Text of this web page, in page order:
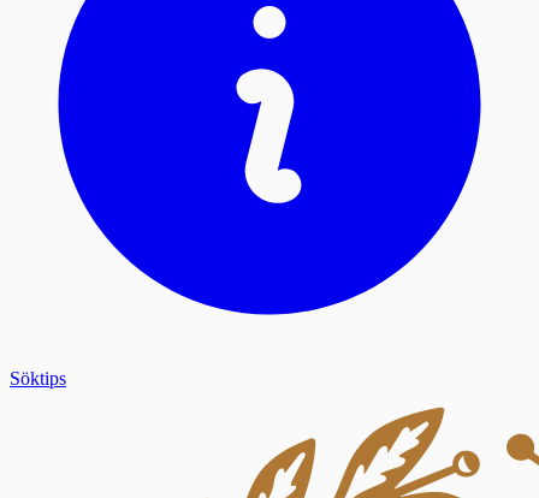
Söktips